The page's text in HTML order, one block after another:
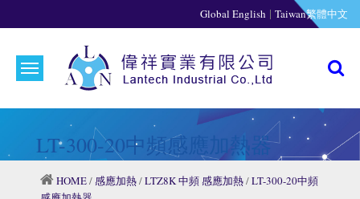
Global English | Taiwan繁體中文
LT-300-20中頻感應加熱器
HOME/感應加熱/LTZ8K 中頻 感應加熱/LT-300-20中頻